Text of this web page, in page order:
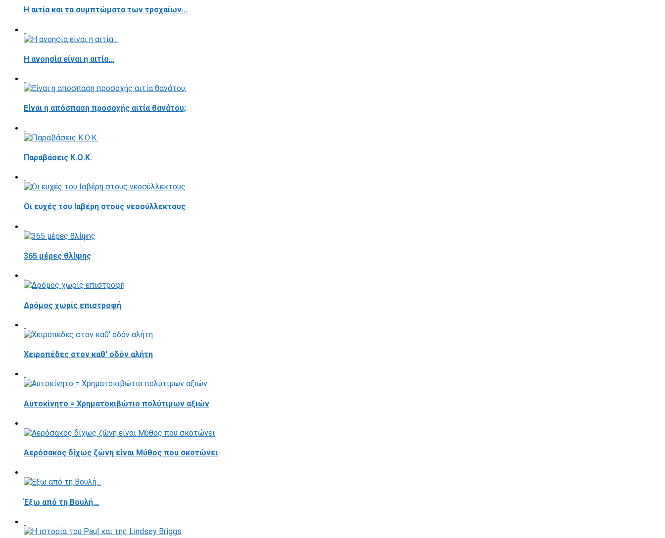
Η αιτία και τα συμπτώματα των τροχαίων...
Η ανοησία είναι η αιτία...
Είναι η απόσπαση προσοχής αιτία θανάτου;
Παραβάσεις Κ.Ο.Κ.
Οι ευχές του Ιαβέρη στους νεοσύλλεκτους
365 μέρες θλίψης
Δρόμος χωρίς επιστροφή
Χειροπέδες στον καθ' οδόν αλήτη
Αυτοκίνητο = Χρηματοκιβώτιο πολύτιμων αξιών
Αερόσακος δίχως ζώνη είναι Μύθος που σκοτώνει
Έξω από τη Βουλή...